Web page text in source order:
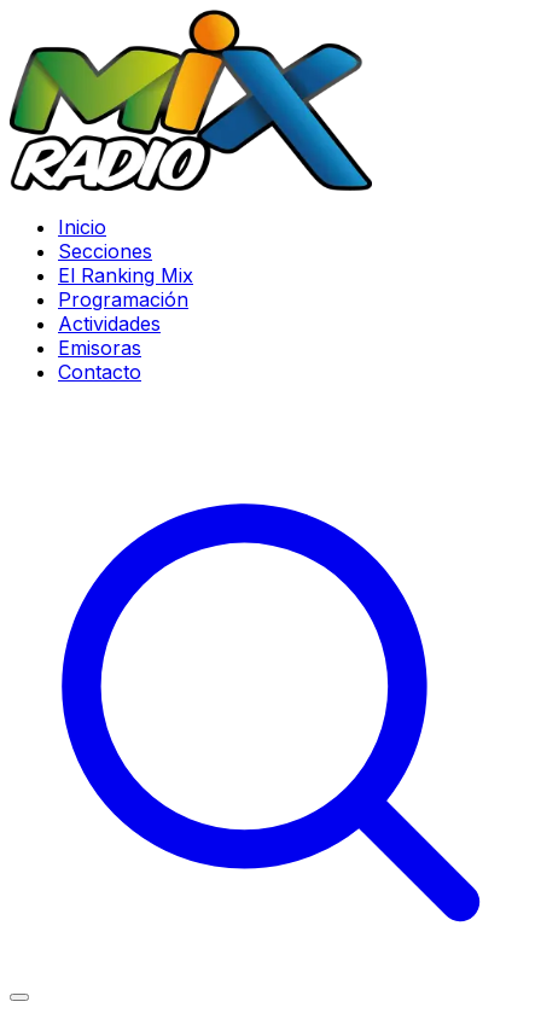
Inicio
Secciones
El Ranking Mix
Programación
Actividades
Emisoras
Contacto